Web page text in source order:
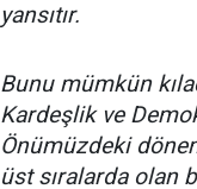
yansıtır.
Bunu mümkün
Kardeşlik ve
Önümüzdeki
üst sıralarda olan